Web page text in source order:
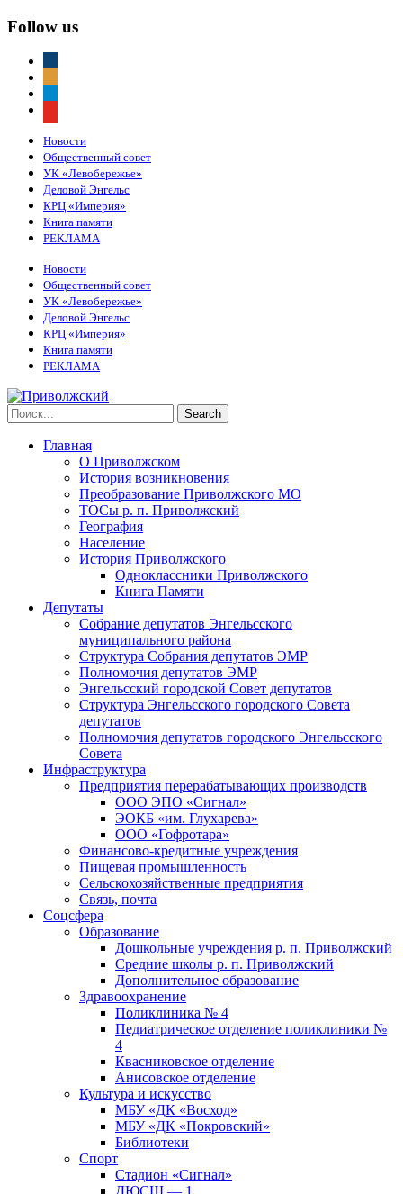
Follow us
Новости
Общественный совет
УК «Левобережье»
Деловой Энгельс
КРЦ «Империя»
Книга памяти
РЕКЛАМА
Новости
Общественный совет
УК «Левобережье»
Деловой Энгельс
КРЦ «Империя»
Книга памяти
РЕКЛАМА
Главная
О Приволжском
История возникновения
Преобразование Приволжского МО
ТОСы р. п. Приволжский
География
Население
История Приволжского
Одноклассники Приволжского
Книга Памяти
Депутаты
Собрание депутатов Энгельсского
муниципального района
Структура Собрания депутатов ЭМР
Полномочия депутатов ЭМР
Энгельсский городской Совет депутатов
Структура Энгельсского городского Совета
депутатов
Полномочия депутатов городского Энгельсского
Совета
Инфраструктура
Предприятия перерабатывающих производств
ООО ЭПО «Сигнал»
ЭОКБ «им. Глухарева»
ООО «Гофротара»
Финансово-кредитные учреждения
Пищевая промышленность
Сельскохозяйственные предприятия
Связь, почта
Соцсфера
Образование
Дошкольные учреждения р. п. Приволжский
Средние школы р. п. Приволжский
Дополнительное образование
Здравоохранение
Поликлиника № 4
Педиатрическое отделение поликлиники №
4
Квасниковское отделение
Анисовское отделение
Культура и искусство
МБУ «ДК «Восход»
МБУ «ДК «Покровский»
Библиотеки
Спорт
Стадион «Сигнал»